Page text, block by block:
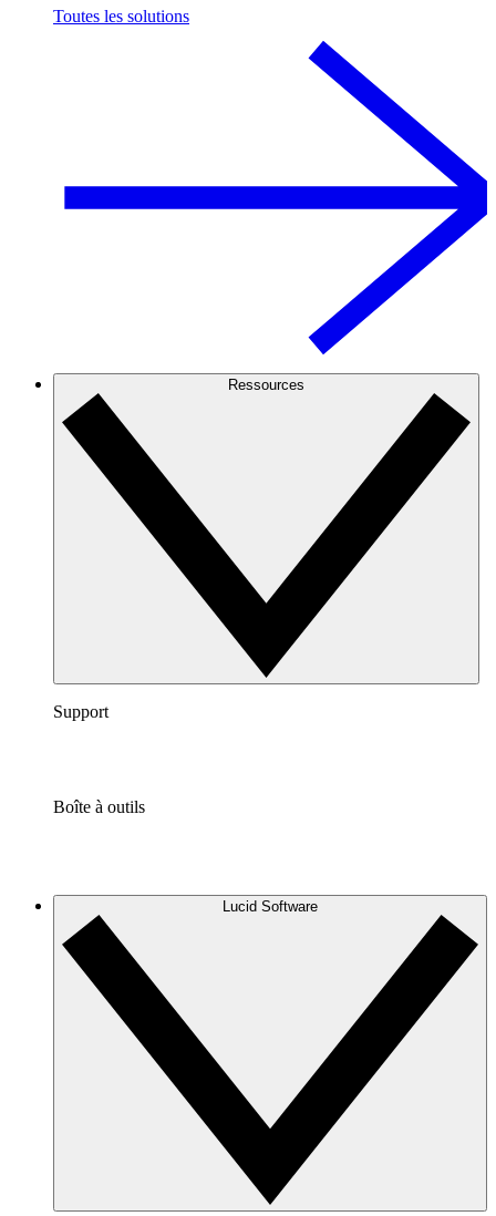
Toutes les solutions
Ressources
Support
Boîte à outils
Lucid Software